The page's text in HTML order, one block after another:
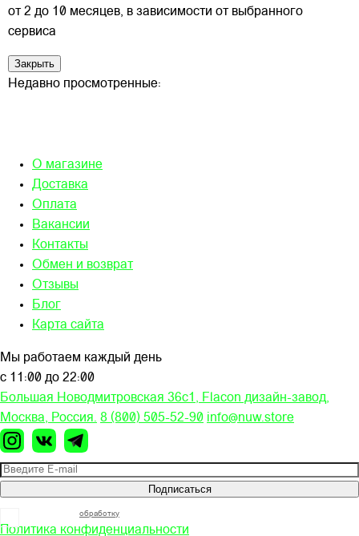
от 2 до 10 месяцев, в зависимости от выбранного
сервиса
Закрыть
Недавно просмотренные:
О магазине
Доставка
Оплата
Вакансии
Контакты
Обмен и возврат
Отзывы
Блог
Карта сайта
Мы работаем каждый день
с 11:00 до 22:00
Большая Новодмитровская 36c1, Flacon дизайн-завод,
Москва, Россия. 8 (800) 505-52-90 info@nuw.store
Подписаться
обработку
Политика конфиденциальности